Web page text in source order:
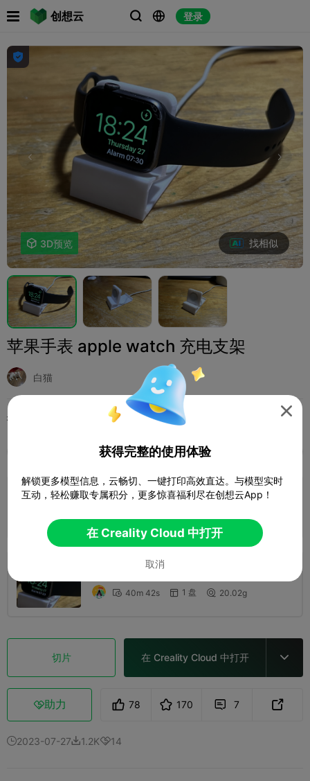
创想云   登录
 

 3D预览 找相似
苹果手表 apple watch 充电支架
白猫
打印配置 (2) 其他
K2 Plus K2 Pro K2
0.2mm layer, 2 walls, 8% infill

0.2mm layer, 2 walls, 8 infill
 40m 42s  1 盘  20.02g
切片 在 Creality Cloud 中打开 
助力 78 170  7 
2023-07-271.2K14

获得完整的使用体验
解锁更多模型信息，云畅切、一键打印高效直达。与模型实时
互动，轻松赚取专属积分，更多惊喜福利尽在创想云App！
在 Creality Cloud 中打开
取消